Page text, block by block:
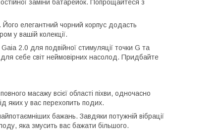
заміни батарейок. Попрощайтеся з
Його елегантний чорний корпус додасть
у вашій колекції.
2.0 для подвійної стимуляції точки G та
для себе світ неймовірних насолод. Придбайте
масажу всієї області піхви, одночасно
яких у вас перехопить подих.
бажань. Завдяки потужній вібрації
яка змусить вас бажати більшого.